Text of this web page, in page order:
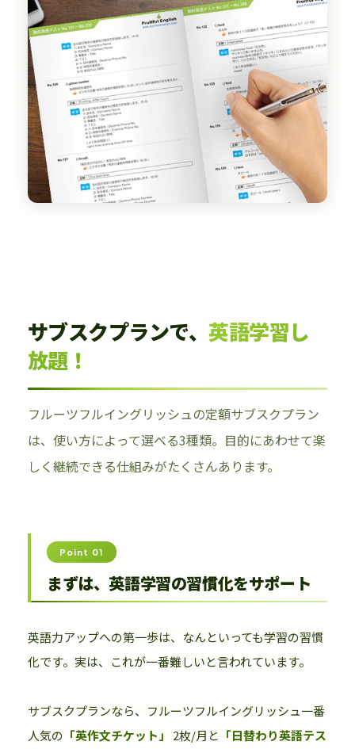
サブスクプランで、 英語学習し
放題！
フルーツフルイングリッシュの定額サブスクプラン
は、使い方によって選べる3種類。目的にあわせて楽
しく継続できる仕組みがたくさんあります。
Point 01
まずは、英語学習の習慣化をサポート
英語力アップへの第一歩は、なんといっても学習の習慣
化です。実は、これが一番難しいと言われています。
サブスクプランなら、フルーツフルイングリッシュ一番
人気の 「英作文チケット」 2枚/月と 「日替わり英語テス